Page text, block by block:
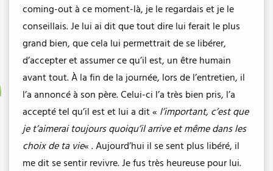
coming-out à ce moment-là, je le regardais et je le
conseillais. Je lui ai dit que tout dire lui ferait le plus
grand bien, que cela lui permettrait de se libérer,
d’accepter et assumer ce qu’il est, un être humain
avant tout. À la fin de la journée, lors de l’entretien, il
l’a annoncé à son père. Celui-ci l’a très bien pris, l’a
accepté tel qu’il est et lui a dit « l’important, c’est que
je t’aimerai toujours quoiqu’il arrive et même dans les
choix de ta vie« . Aujourd’hui il se sent plus libéré, il
me dit se sentir revivre. Je fus très heureuse pour lui.